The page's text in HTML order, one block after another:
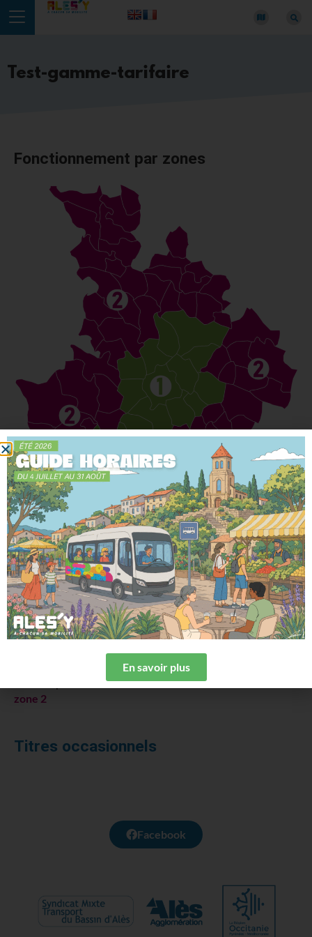
Test-gamme-tarifaire
Fonctionnement par zones
Le territoire du réseau Ales’Y est découpé en deux zones
qui déterminent la grille tarifaire de vos tickets et
abonnements.
Vous partez de lazone 1 et allez dans lazone 1:tarif
zone 1
Vous partez de lazone 2et allez dans lazone 2:tarif
zone 2
Vous partez de lazone 1et allez dans la
Vous partez de lazone 2et allez dans la
zone 2
Titres occasionnels
Facebook
En savoir plus
Panneau de gestion des cookies